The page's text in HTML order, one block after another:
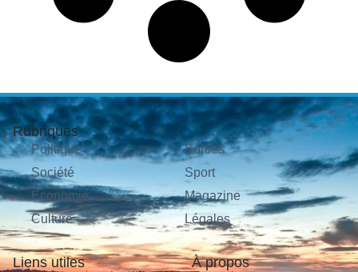
Rubriques
Politique
Société
Économie
Culture
Sorties
Sport
Magazine
Légales
Liens utiles À propos